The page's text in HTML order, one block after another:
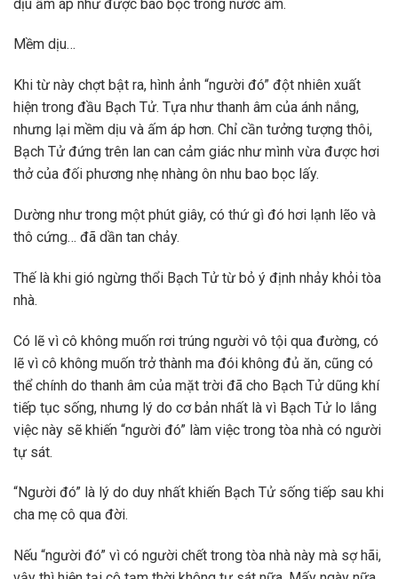
dịu ấm áp như được bao bọc trong nước ấm.
Mềm dịu…
Khi từ này chợt bật ra, hình ảnh “người đó” đột nhiên xuất
hiện trong đầu Bạch Tử. Tựa như thanh âm của ánh nắng,
nhưng lại mềm dịu và ấm áp hơn. Chỉ cần tưởng tượng thôi,
Bạch Tử đứng trên lan can cảm giác như mình vừa được hơi
thở của đối phương nhẹ nhàng ôn nhu bao bọc lấy.
Dường như trong một phút giây, có thứ gì đó hơi lạnh lẽo và
thô cứng… đã dần tan chảy.
Thế là khi gió ngừng thổi Bạch Tử từ bỏ ý định nhảy khỏi tòa
nhà.
Có lẽ vì cô không muốn rơi trúng người vô tội qua đường, có
lẽ vì cô không muốn trở thành ma đói không đủ ăn, cũng có
thể chính do thanh âm của mặt trời đã cho Bạch Tử dũng khí
tiếp tục sống, nhưng lý do cơ bản nhất là vì Bạch Tử lo lắng
việc này sẽ khiến “người đó” làm việc trong tòa nhà có người
tự sát.
“Người đó” là lý do duy nhất khiến Bạch Tử sống tiếp sau khi
cha mẹ cô qua đời.
Nếu “người đó” vì có người chết trong tòa nhà này mà sợ hãi,